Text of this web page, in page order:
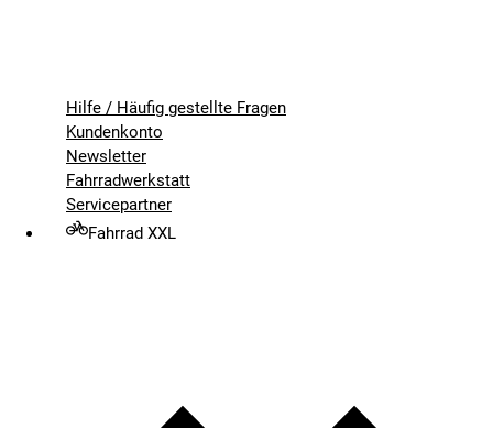
Hilfe / Häufig gestellte Fragen
Kundenkonto
Newsletter
Fahrradwerkstatt
Servicepartner
Fahrrad XXL